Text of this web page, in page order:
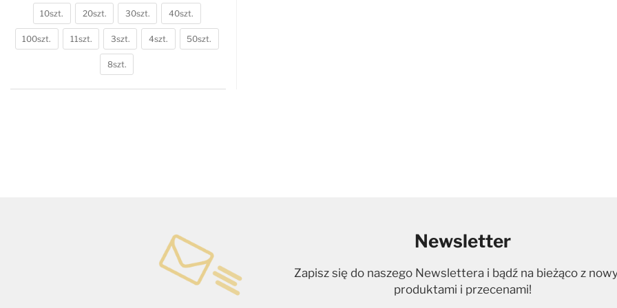
10szt. 20szt. 30szt. 40szt.
100szt. 11szt. 3szt. 4szt. 50szt.
8szt.
Newsletter
Zapisz się do naszego Newslettera i bądź na bieżąco z
produktami i przecenami!